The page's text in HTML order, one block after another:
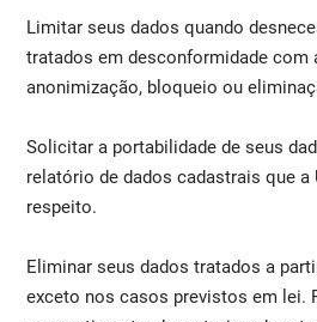
Limitar seus dados quando
tratados em desconformidade com
anonimização, bloqueio ou
Solicitar a portabilidade de seus
relatório de dados cadastrais que a
respeito.
Eliminar seus dados tratados a
exceto nos casos previstos em lei.